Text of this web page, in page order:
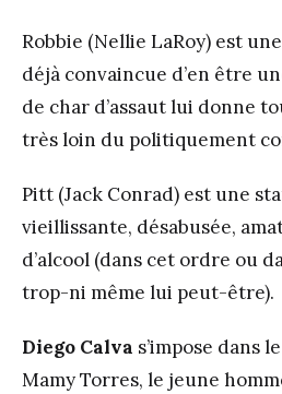
Robbie (Nellie LaRoy) est
déjà convaincue d’en être
de char d’assaut lui donne
très loin du politiquement
Pitt (Jack Conrad) est une
vieillissante, désabusée,
d’alcool (dans cet ordre ou
trop-ni même lui peut-être).
Diego Calva s’impose dans
Mamy Torres, le jeune